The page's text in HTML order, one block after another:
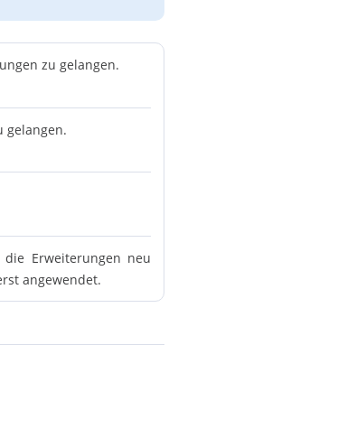
zu gelangen.
gelangen.
Erweiterungen neu
angewendet.